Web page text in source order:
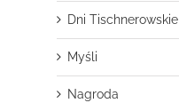
Dni Tischnerowskie
Myśli
Nagroda